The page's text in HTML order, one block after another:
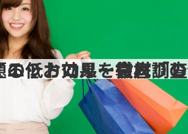
てる？おでん・袋入りの価格、メーカー、ダイエット効果を徹底調査